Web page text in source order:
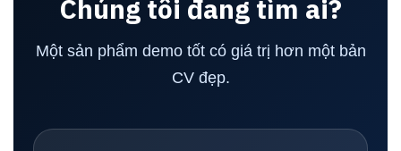
Chúng tôi đang tìm ai?
Một sản phẩm demo tốt có giá trị hơn một bản
CV đẹp.